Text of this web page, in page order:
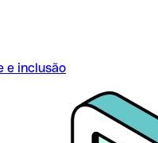
e inclusão